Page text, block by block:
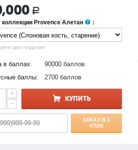
Р
коллекции Provence Алетан :
цвет изделия
в баллах:
90000 баллов
баллы:
2700 баллов
+
−
КУПИТЬ
ЗАКАЗ В 1
КЛИК